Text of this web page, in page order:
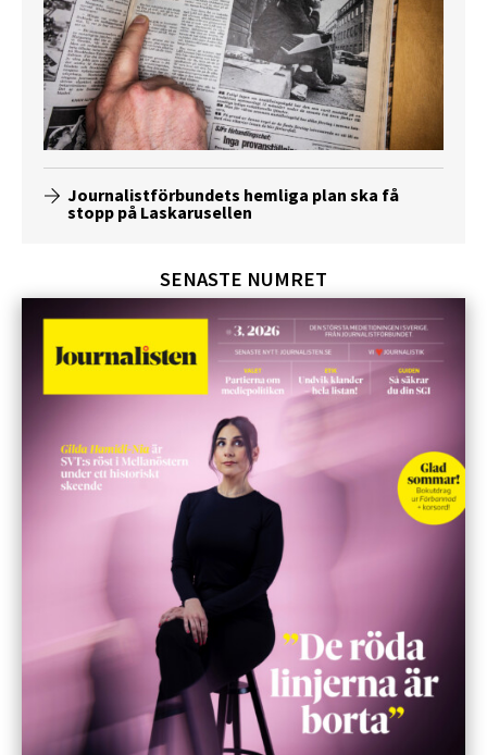
Journalistförbundets hemliga plan ska få
stopp på Laskarusellen
SENASTE NUMRET